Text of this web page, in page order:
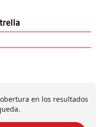
en los resultados